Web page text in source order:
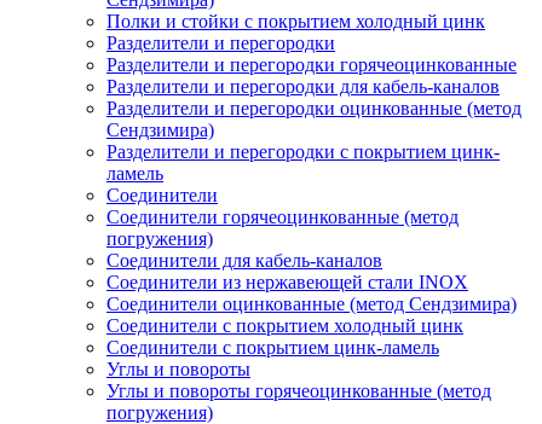
Полки и стойки с покрытием холодный цинк
Разделители и перегородки
Разделители и перегородки горячеоцинкованные
Разделители и перегородки для кабель-каналов
Разделители и перегородки оцинкованные (метод
Сендзимира)
Разделители и перегородки с покрытием цинк-
ламель
Соединители
Соединители горячеоцинкованные (метод
погружения)
Соединители для кабель-каналов
Соединители из нержавеющей стали INOX
Соединители оцинкованные (метод Сендзимира)
Соединители с покрытием холодный цинк
Соединители с покрытием цинк-ламель
Углы и повороты
Углы и повороты горячеоцинкованные (метод
погружения)